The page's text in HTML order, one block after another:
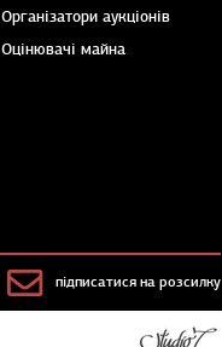
Організатори аукціонів
Оцінювачі майна
підписатися на розсилку